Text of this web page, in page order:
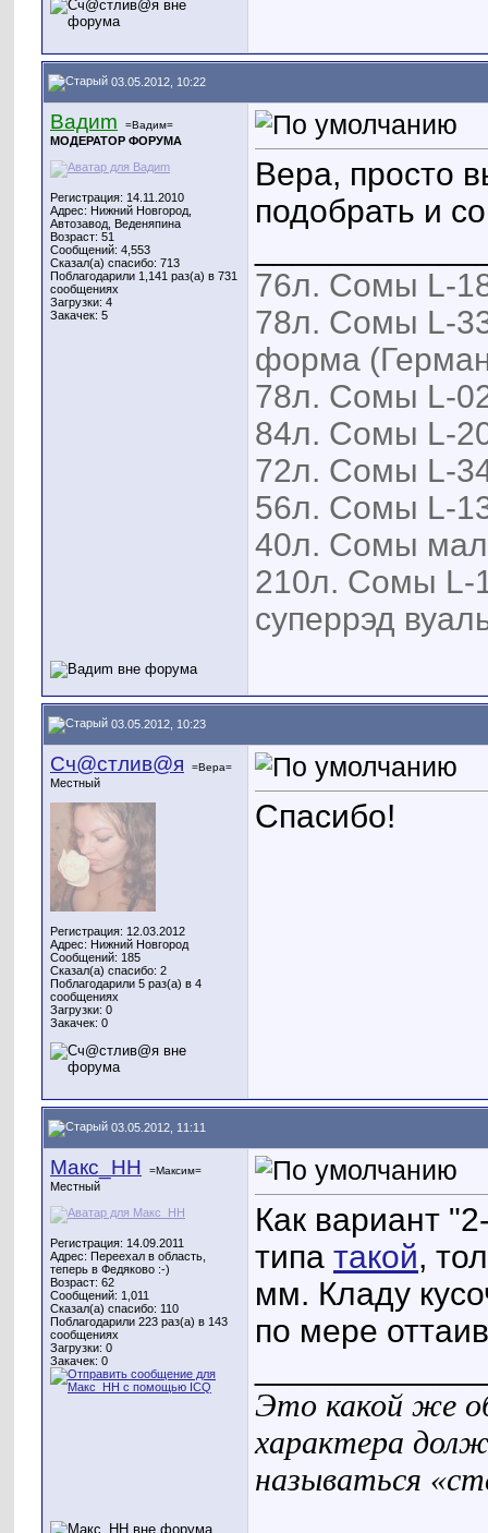
03.05.2012, 10:22
Вадиm =Вадим=
МОДЕРАТОР ФОРУМА
Регистрация: 14.11.2010
Адрес: Нижний Новгород,
Автозавод, Веденяпина
Возраст: 51
Сообщений: 4,553
Сказал(а) спасибо: 713
Поблагодарили 1,141 раз(а) в 731
сообщениях
Загрузки: 4
Закачек: 5
Вера, просто
подобрать и
76л. Сомы L-
78л. Сомы L-
форма
78л. Сомы L-
84л. Сомы L-
72л. Сомы L-
56л. Сомы L-
40л. Сомы
210л. Сомы L-
суперрэд
03.05.2012, 10:23
Сч@стлив@я =Вера=
Местный
Регистрация: 12.03.2012
Адрес: Нижний Новгород
Сообщений: 185
Сказал(а) спасибо: 2
Поблагодарили 5 раз(а) в 4
сообщениях
Загрузки: 0
Закачек: 0
Спасибо!
03.05.2012, 11:11
Макс_НН =Максим=
Местный
Регистрация: 14.09.2011
Адрес: Переехал в область,
теперь в Федяково :-)
Возраст: 62
Сообщений: 1,011
Сказал(а) спасибо: 110
Поблагодарили 223 раз(а) в 143
сообщениях
Загрузки: 0
Закачек: 0
Как вариант
типа такой,
мм. Кладу
по мере
Это какой же
характера
называться